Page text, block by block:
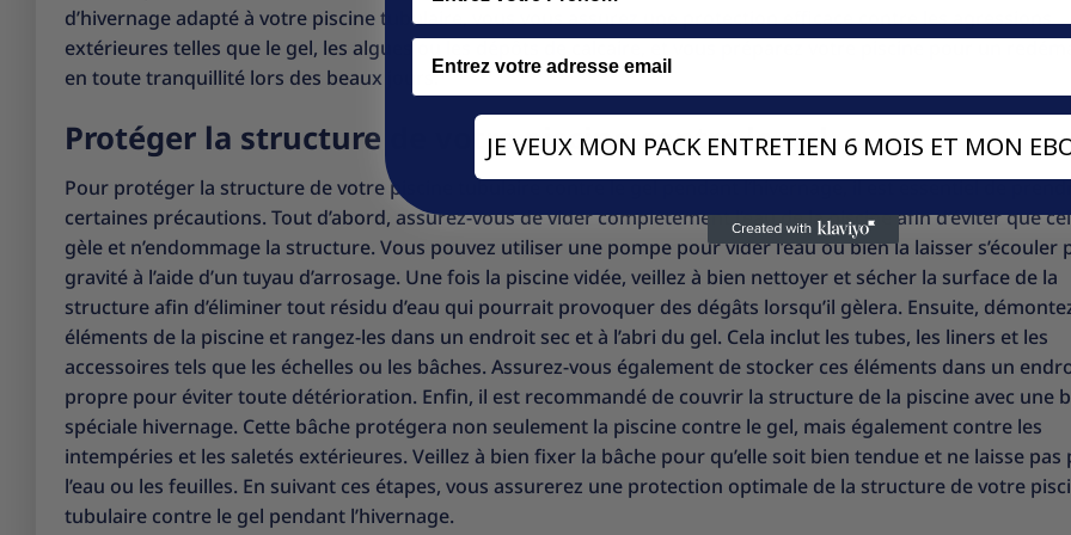
d’hivernage adapté à votre piscine tubulaire, vous vous assurez une protection efficace contre les agressions
extérieures telles que le gel, les algues ou les dépôts de calcaire, et vous préparez votre piscine pour un
en toute tranquillité lors des beaux jours.
Protéger la structure de votre piscine contre le gel
Pour protéger la structure de votre piscine tubulaire contre le gel pendant l’hivernage, il est essentiel de
certaines précautions. Tout d’abord, assurez-vous de vider complètement l’eau de la piscine afin d’éviter que
gèle et n’endommage la structure. Vous pouvez utiliser une pompe pour vider l’eau ou bien la laisser s’écouler
gravité à l’aide d’un tuyau d’arrosage. Une fois la piscine vidée, veillez à bien nettoyer et sécher la surface de la
structure afin d’éliminer tout résidu d’eau qui pourrait provoquer des dégâts lorsqu’il gèlera. Ensuite,
éléments de la piscine et rangez-les dans un endroit sec et à l’abri du gel. Cela inclut les tubes, les liners et les
accessoires tels que les échelles ou les bâches. Assurez-vous également de stocker ces éléments dans un
propre pour éviter toute détérioration. Enfin, il est recommandé de couvrir la structure de la piscine avec une
spéciale hivernage. Cette bâche protégera non seulement la piscine contre le gel, mais également contre les
intempéries et les saletés extérieures. Veillez à bien fixer la bâche pour qu’elle soit bien tendue et ne laisse pas
l’eau ou les feuilles. En suivant ces étapes, vous assurerez une protection optimale de la structure de votre
tubulaire contre le gel pendant l’hivernage.
Email
JE VEUX MON PACK ENTRETIEN 6 MOIS ET MON